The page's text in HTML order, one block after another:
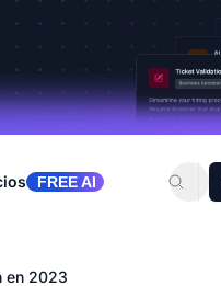
FREE AI
en 2023